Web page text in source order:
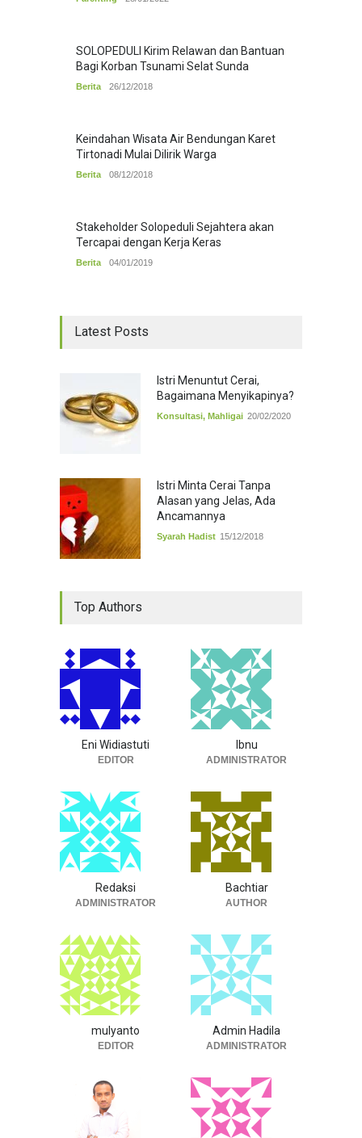
SOLOPEDULI Kirim Relawan dan Bantuan
Bagi Korban Tsunami Selat Sunda
Berita 26/12/2018
Keindahan Wisata Air Bendungan Karet
Tirtonadi Mulai Dilirik Warga
Berita 08/12/2018
Stakeholder Solopeduli Sejahtera akan
Tercapai dengan Kerja Keras
Berita 04/01/2019
Latest Posts
Istri Menuntut Cerai,
Bagaimana Menyikapinya?
Konsultasi, Mahligai 20/02/2020
Istri Minta Cerai Tanpa
Alasan yang Jelas, Ada
Ancamannya
Syarah Hadist 15/12/2018
Top Authors
Eni Widiastuti
EDITOR
Ibnu
ADMINISTRATOR
Redaksi
ADMINISTRATOR
Bachtiar
AUTHOR
mulyanto
EDITOR
Admin Hadila
ADMINISTRATOR